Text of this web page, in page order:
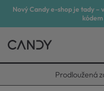
Nový Candy e-shop je tady –
Prodloužená